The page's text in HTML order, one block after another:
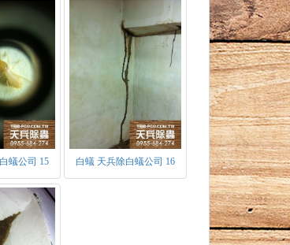
蟻公司 15 白蟻 天兵除白蟻公司 16